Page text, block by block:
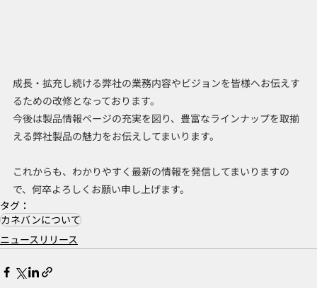
成長・拡充し続ける弊社の業務内容やビジョンを皆様へお伝えす
るための改修となっております。
今後は製品情報ページの充実を図り、豊富なラインナップを取揃
える弊社製品の魅力をお伝えしてまいります。
これからも、わかりやすく最新の情報を発信してまいりますの
で、何卒よろしくお願い申し上げます。
タグ：
カネバンについて
ニュースリリース